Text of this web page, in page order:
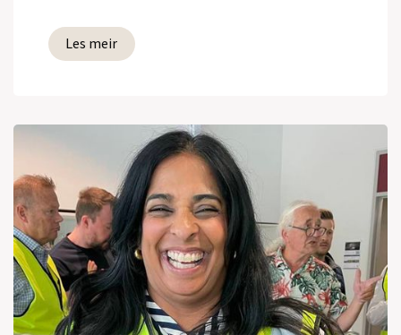
Les meir